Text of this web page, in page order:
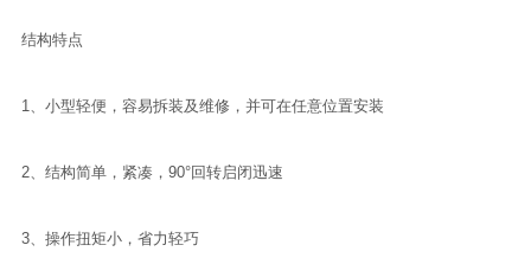
结构特点
1、小型轻便，容易拆装及维修，并可在任意位置安装
2、结构简单，紧凑，90°回转启闭迅速
3、操作扭矩小，省力轻巧